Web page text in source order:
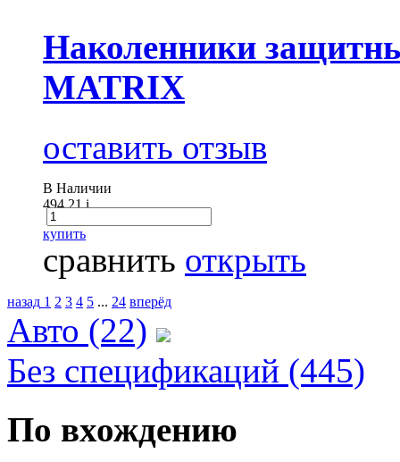
Наколенники
MATRIX
оставить отзыв
В Наличии
494.21i
купить
сравнить открыть
назад 1 2 3 4 5 ... 24 вперёд
Авто (22)
Без спецификаций (445)
По вхождению